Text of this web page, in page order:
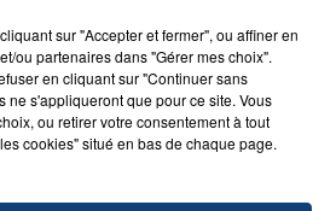
RESSORT DE LA...
sur "Accepter et fermer", ou affiner en
ou partenaires dans "Gérer mes choix".
en cliquant sur "Continuer sans
ne s'appliqueront que pour ce site. Vous
ou retirer votre consentement à tout
cookies" situé en bas de chaque page.